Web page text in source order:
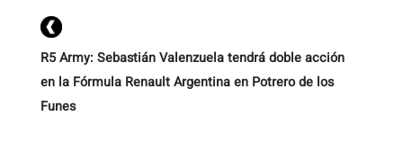
R5 Army: Sebastián Valenzuela tendrá doble acción
en la Fórmula Renault Argentina en Potrero de los
Funes